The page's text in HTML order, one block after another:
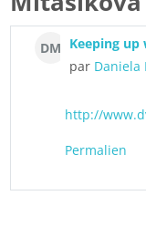
DM Keeping up
par Daniela
http://
Permalien